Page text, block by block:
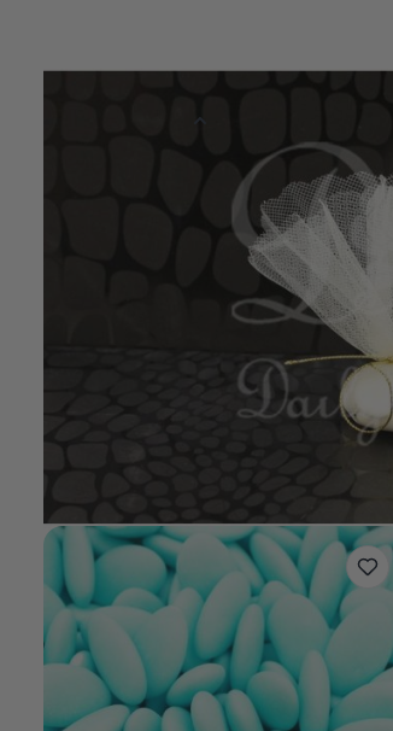
en zijn per 48 sheets verpakt. NB: exclusief